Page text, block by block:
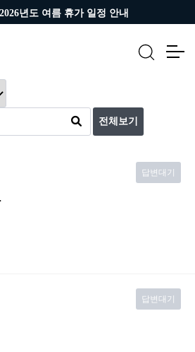
2026년도 여름 휴가 일정 안내
전체보기
답변대기
답변대기